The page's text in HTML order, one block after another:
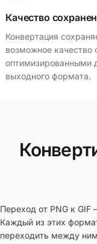
Качество
Конвертация
возможное качество
оптимизированными
выходного формата.
Переход от PNG к
Каждый из этих
переходить между